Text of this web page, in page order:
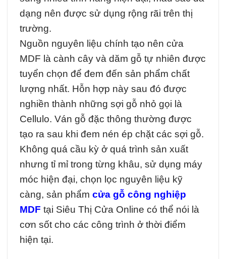
dạng nên được sử dụng rộng rãi trên thị
trường.
Nguồn nguyên liệu chính tạo nên cửa
MDF là cành cây và dăm gỗ tự nhiên được
tuyển chọn để đem đến sản phẩm chất
lượng nhất. Hỗn hợp này sau đó được
nghiền thành những sợi gỗ nhỏ gọi là
Cellulo. Ván gỗ đặc thông thường được
tạo ra sau khi đem nén ép chặt các sợi gỗ.
Không quá cầu kỳ ở quá trình sản xuất
nhưng tỉ mỉ trong từng khâu, sử dụng máy
móc hiện đại, chọn lọc nguyên liệu kỹ
càng, sản phẩm cửa gỗ công nghiệp
MDF tại Siêu Thị Cửa Online có thể nói là
cơn sốt cho các công trình ở thời điểm
hiện tại.